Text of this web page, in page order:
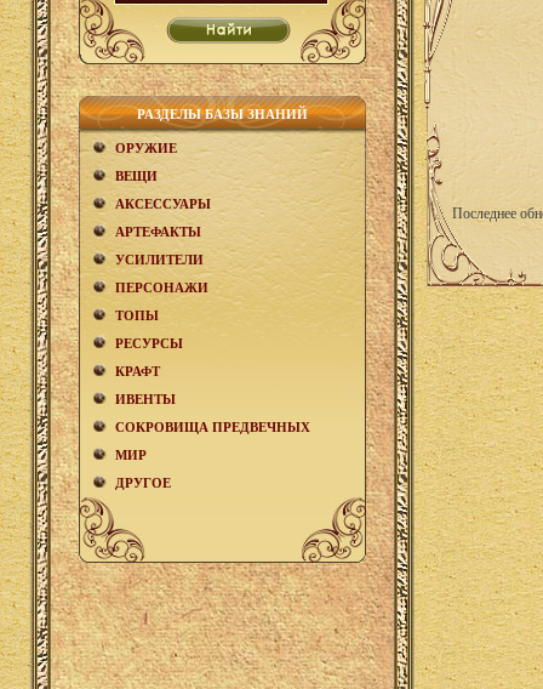
РАЗДЕЛЫ БАЗЫ ЗНАНИЙ
ОРУЖИЕ
ВЕЩИ
АКCЕСCУАРЫ
АРТЕФАКТЫ
УСИЛИТЕЛИ
ПЕРСОНАЖИ
ТОПЫ
РЕСУРСЫ
КРАФТ
ИВЕНТЫ
СОКРОВИЩА ПРЕДВЕЧНЫХ
МИР
ДРУГОЕ
Последнее